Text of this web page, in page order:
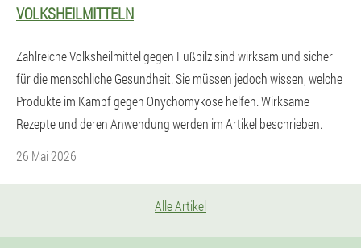
VOLKSHEILMITTELN
Zahlreiche Volksheilmittel gegen Fußpilz sind wirksam und sicher
für die menschliche Gesundheit. Sie müssen jedoch wissen, welche
Produkte im Kampf gegen Onychomykose helfen. Wirksame
Rezepte und deren Anwendung werden im Artikel beschrieben.
26 Mai 2026
Alle Artikel